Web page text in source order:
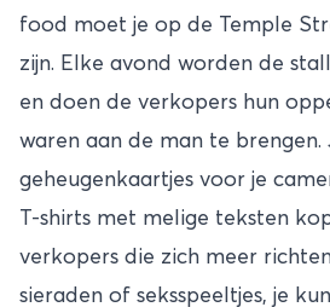
food moet je op de Temple
zijn. Elke avond worden de
en doen de verkopers hun
waren aan de man te brengen.
geheugenkaartjes voor je
T-shirts met melige teksten
verkopers die zich meer
sieraden of seksspeeltjes, je